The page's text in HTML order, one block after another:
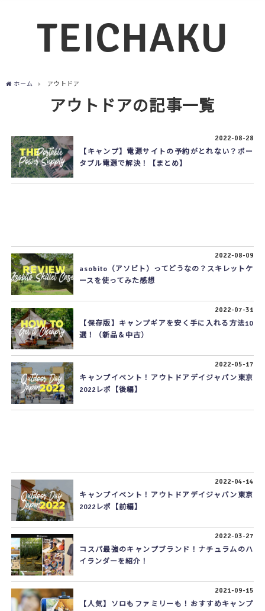
TEICHAKU
ホーム アウトドア
アウトドアの記事一覧
【キャンプ】電源サイトの予約がとれない？ポー
タブル電源で解決！【まとめ】
2022-08-28
asobito（アソビト）ってどうなの？スキレットケ
ースを使ってみた感想
2022-08-09
【保存版】キャンプギアを安く手に入れる方法10
選！（新品＆中古）
2022-07-31
キャンプイベント！アウトドアデイジャパン東京
2022レポ【後編】
2022-05-17
キャンプイベント！アウトドアデイジャパン東京
2022レポ【前編】
2022-04-14
コスパ最強のキャンプブランド！ナチュラムのハ
イランダーを紹介！
2022-03-27
【人気】ソロもファミリーも！おすすめキャンプ
2021-09-15